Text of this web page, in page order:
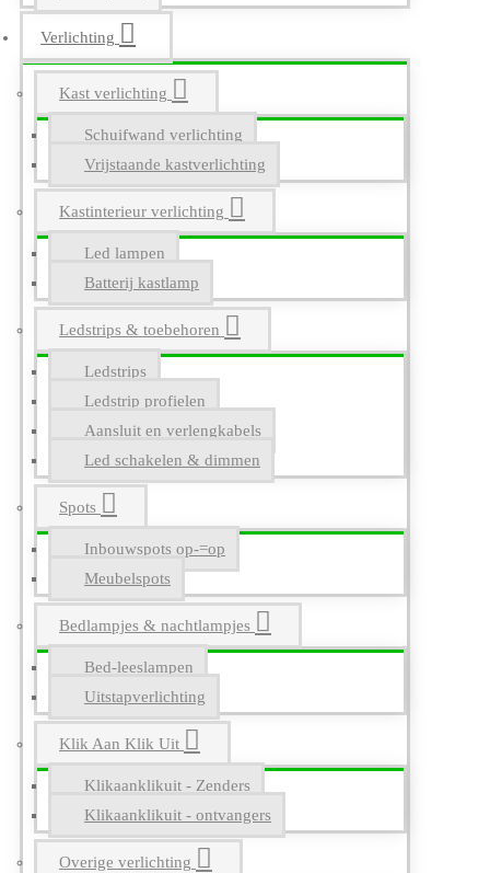
Verlichting
Kast verlichting
Schuifwand verlichting
Vrijstaande kastverlichting
Kastinterieur verlichting
Led lampen
Batterij kastlamp
Ledstrips & toebehoren
Ledstrips
Ledstrip profielen
Aansluit en verlengkabels
Led schakelen & dimmen
Spots
Inbouwspots op-=op
Meubelspots
Bedlampjes & nachtlampjes
Bed-leeslampen
Uitstapverlichting
Klik Aan Klik Uit
Klikaanklikuit - Zenders
Klikaanklikuit - ontvangers
Overige verlichting